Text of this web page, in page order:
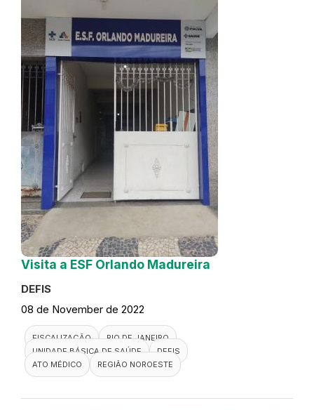
Visita a ESF Orlando Madureira
DEFIS
08 de November de 2022
FISCALIZAÇÃO
RIO DE JANEIRO
UNIDADE BÁSICA DE SAÚDE
DEFIS
ATO MÉDICO
REGIÃO NOROESTE